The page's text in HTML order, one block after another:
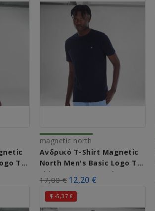
T-
magnetic north
Ανδρικό T-Shirt Magnetic
North Men's Basic Logo T-
Shirt 50031 (Navy Blue)
17,00 € 12,20 €
 -5,37 €